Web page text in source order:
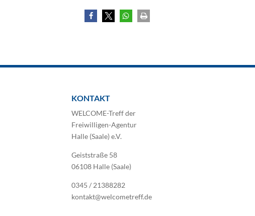
KONTAKT
WELCOME-Treff der
Freiwilligen-Agentur
Halle (Saale) e.V.
Geiststraße 58
06108 Halle (Saale)
0345 / 21388282
kontakt@welcometreff.de